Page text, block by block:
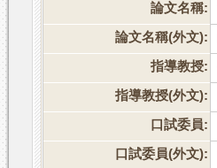
論文名稱:
論文名稱(外文):
指導教授:
指導教授(外文):
口試委員:
口試委員(外文):